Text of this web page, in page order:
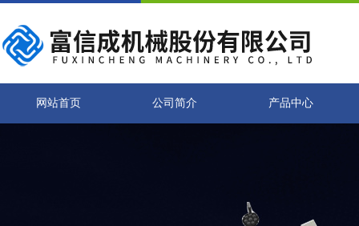
网站首页 公司简介 产品中心